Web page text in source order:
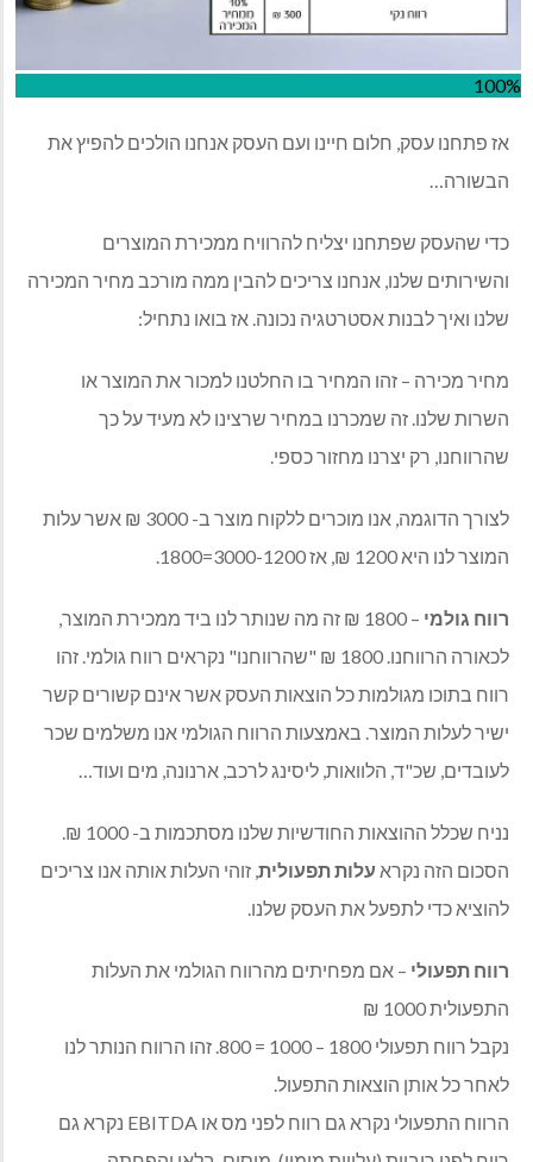
100%
אז פתחנו עסק, חלום חיינו ועם העסק אנחנו הולכים להפיץ את
הבשורה…
כדי שהעסק שפתחנו יצליח להרוויח ממכירת המוצרים
והשירותים שלנו, אנחנו צריכים להבין ממה מורכב מחיר המכירה
שלנו ואיך לבנות אסטרטגיה נכונה. אז בואו נתחיל:
מחיר מכירה – זהו המחיר בו החלטנו למכור את המוצר או
השרות שלנו. זה שמכרנו במחיר שרצינו לא מעיד על כך
שהרווחנו, רק יצרנו מחזור כספי.
לצורך הדוגמה, אנו מוכרים ללקוח מוצר ב- 3000 ₪ אשר עלות
המוצר לנו היא 1200 ₪, אז
3000-1200=1800
.
רווח גולמי
– 1800 ₪ זה מה שנותר לנו ביד ממכירת המוצר,
לכאורה הרווחנו. 1800 ₪ "שהרווחנו" נקראים רווח גולמי. זהו
רווח בתוכו מגולמות כל הוצאות העסק אשר אינם קשורים קשר
ישיר לעלות המוצר. באמצעות הרווח הגולמי אנו משלמים שכר
לעובדים, שכ"ד, הלוואות, ליסינג לרכב, ארנונה, מים ועוד…
נניח שכלל ההוצאות החודשיות שלנו מסתכמות ב- 1000 ₪.
הסכום הזה נקרא עלות תפעולית, זוהי העלות אותה אנו צריכים
להוציא כדי לתפעל את העסק שלנו.
רווח תפעולי – אם מפחיתים מהרווח הגולמי את העלות
התפעולית 1000 ₪
נקבל רווח תפעולי 1800 – 1000 = 800
. זהו הרווח הנותר לנו
לאחר כל אותן הוצאות התפעול.
הרווח התפעולי נקרא גם רווח לפני מס או EBITDA נקרא גם